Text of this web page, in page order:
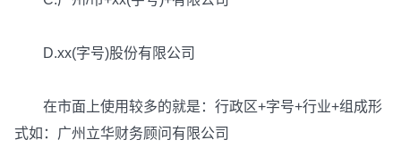
D.xx(字号)股份有限公司
在市面上使用较多的就是：行政区+字号+行业+组成形
式如：广州立华财务顾问有限公司